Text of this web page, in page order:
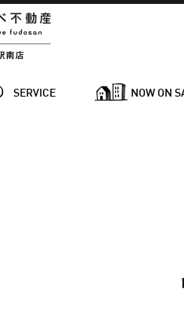
SERVICE NOW ON